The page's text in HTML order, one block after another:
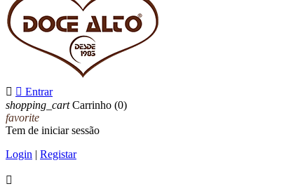
  Entrar
shopping_cart Carrinho (0)
favorite
Tem de iniciar sessão
Login | Registar
